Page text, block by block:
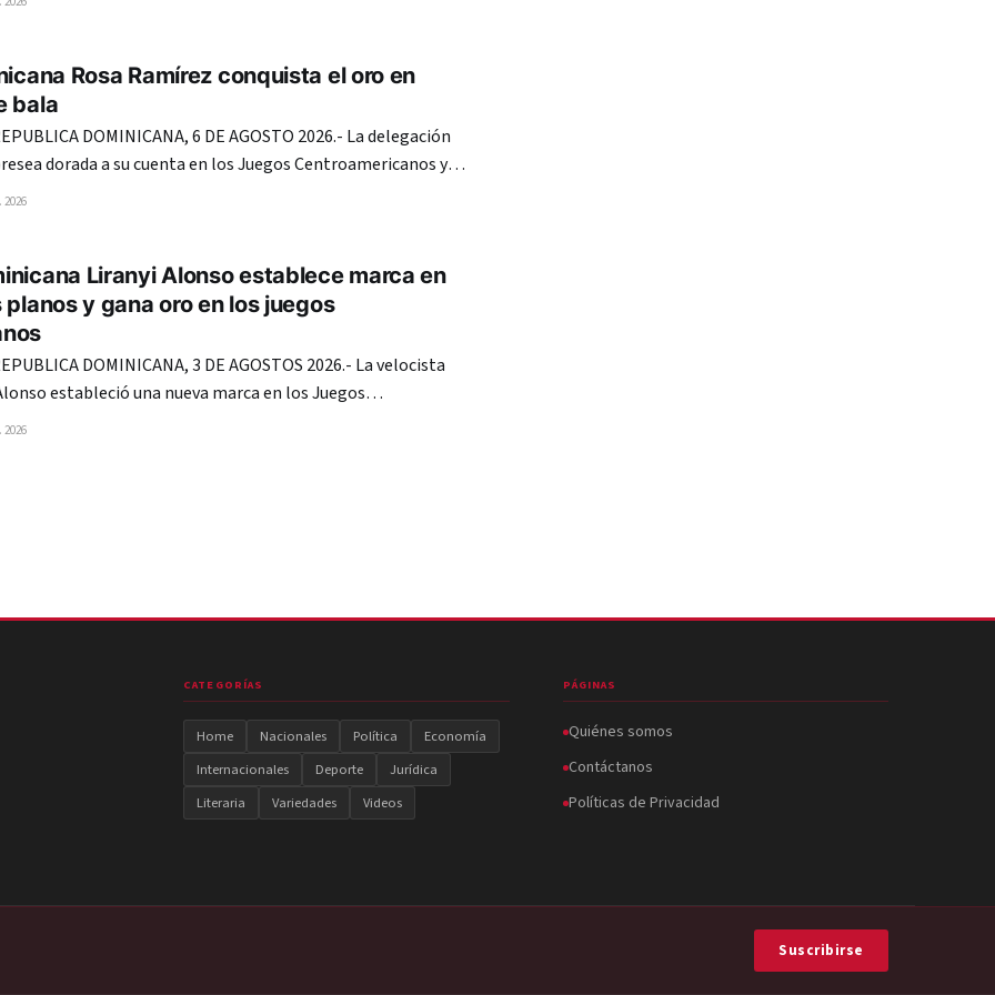
Rosa Ramírez conquista el oro en
bala
DOMINICANA, 6 DE AGOSTO 2026.- La delegación
dorada a su cuenta en los Juegos Centroamericanos y
2026, gracias a la destacada actuación de la dominicana
2026
Liranyi Alonso establece marca en
y gana oro en los juegos
DOMINICANA, 3 DE AGOSTOS 2026.- La velocista
estableció una nueva marca en los Juegos
Caribe en los 100 metros planos que le valió para colgarse
2026
CATEGORÍAS
Home Nacionales Política
Economía
Internacionales
Deporte
Jurídica
Literaria
Variedades Videos
PÁGINAS
Quiénes somos
Contáctanos
Políticas de Privacidad
Suscribirse